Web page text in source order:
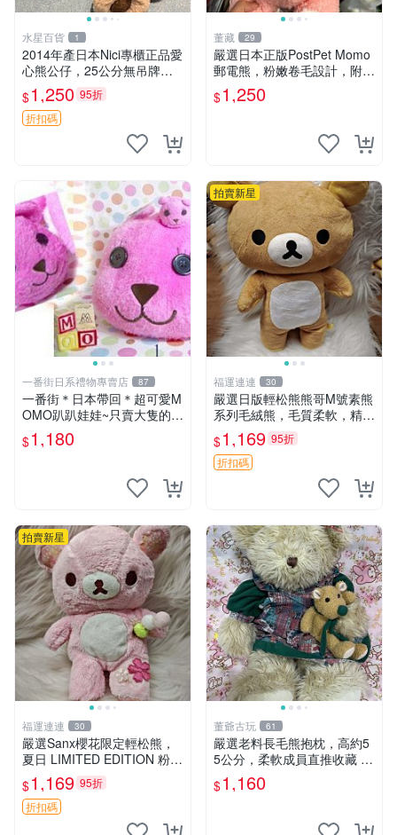
水星百貨 1
2014年產日本Nici專櫃正品愛
心熊公仔，25公分無吊牌全
新 愛心熊 公仔 熊抱玩偶
$1,250 95折
折扣碼
董藏 29
嚴選日本正版PostPet Momo
郵電熊，粉嫩卷毛設計，附原
裝包裝與吊牌，超Recomme
nded收藏品 1095 玩偶 包裝
$1,250
一番街日系禮物專賣店 87
一番街＊日本帶回＊超可愛M
OMO趴趴娃娃~只賣大隻的1
號~單隻價～生日禮物
$1,180
拍賣新星
福運連連 30
嚴選日版輕松熊熊哥M號素熊
系列毛絨熊，毛質柔軟，精緻
可愛，尺寸35cm，保存狀態
優異。收藏或贈送皆為佳選。
中古 毛絨熊 毛玩偶
$1,169 95折
折扣碼
拍賣新星
福運連連 30
嚴選Sanx櫻花限定輕松熊，
夏日 LIMITED EDITION 粉色
毛絨熊，背有拉鏈設計，肚內
填充豆袋，精致工藝呈現，狀
態如新，適合收藏與送人 櫻
$1,169 95折
折扣碼
董爺古玩 61
嚴選老料長毛熊抱枕，高約5
5公分，柔軟成員直推收藏 長
毛熊 柔軟熊抱枕 55公分
$1,160